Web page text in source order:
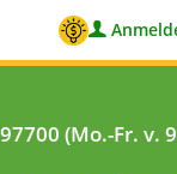
(Mo.-Fr. v.